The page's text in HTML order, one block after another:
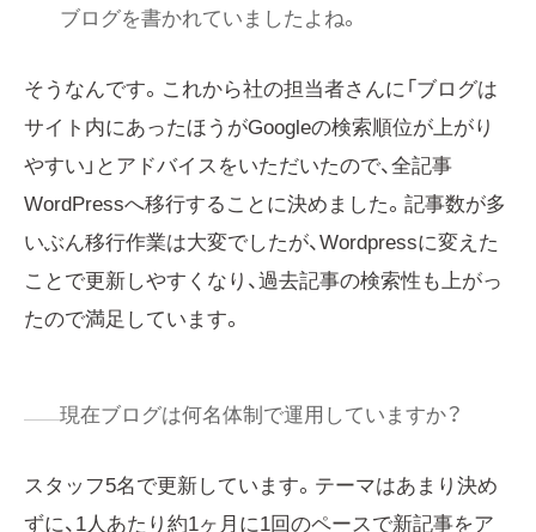
ブログを書かれていましたよね。
そうなんです。これから社の担当者さんに「ブログは
サイト内にあったほうがGoogleの検索順位が上がり
やすい」とアドバイスをいただいたので、全記事
WordPressへ移行することに決めました。記事数が多
いぶん移行作業は大変でしたが、Wordpressに変えた
ことで更新しやすくなり、過去記事の検索性も上がっ
たので満足しています。
現在ブログは何名体制で運用していますか？
スタッフ5名で更新しています。テーマはあまり決め
ずに、1人あたり約1ヶ月に1回のペースで新記事をア